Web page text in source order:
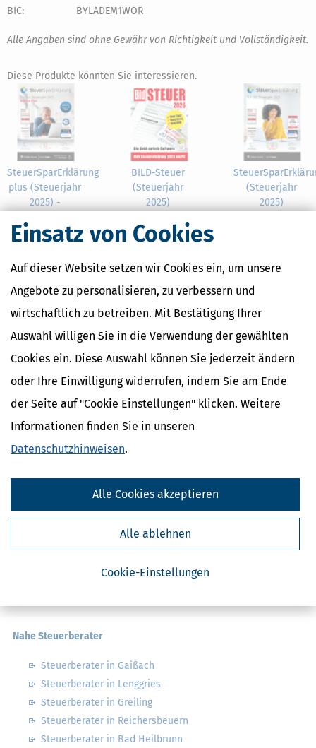
Einsatz von Cookies
Auf dieser Website setzen wir Cookies ein, um unsere
Angebote zu personalisieren, zu verbessern und
wirtschaftlich zu betreiben. Mit Bestätigung Ihrer
Auswahl willigen Sie in die Verwendung der gewählten
Cookies ein. Diese Auswahl können Sie jederzeit ändern
oder Ihre Einwilligung widerrufen, indem Sie am Ende
der Seite auf "Cookie Einstellungen" klicken. Weitere
Informationen finden Sie in unseren
Datenschutzhinweisen.
Cookie-Einstellungen
Alle ablehnen
Alle Cookies akzeptieren
BIC:
BYLADEM1WOR
Alle Angaben sind ohne Gewähr von Richtigkeit und Vollständigkeit.
Diese Produkte könnten Sie interessieren.
SteuerSparErklärung
plus (Steuerjahr
2025) -
Lizenz
ab 289,95 €
BILD-Steuer
(Steuerjahr
2025)
Bewertung:
(Steuerjahr
2025)
Nahe Finanzämter
Finanzamt Berchtesgaden-Laufen
Finanzamt Miesbach
Finanzamt Traunstein
Finanzämter in Deutschland
Nahe Steuerberater
Steuerberater in Gaißach
Steuerberater in Lenggries
Steuerberater in Greiling
Steuerberater in Reichersbeuern
Steuerberater in Bad Heilbrunn